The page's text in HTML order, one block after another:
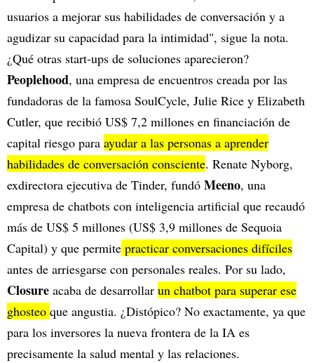
usuarios a mejorar sus habilidades de conversación y a
agudizar su capacidad para la intimidad", sigue la nota.
¿Qué otras start-ups de soluciones aparecieron?
Peoplehood, una empresa de encuentros creada por las
fundadoras de la famosa SoulCycle, Julie Rice y Elizabeth
Cutler, que recibió US$ 7,2 millones en financiación de
capital riesgo para ayudar a las personas a aprender
habilidades de conversación consciente. Renate Nyborg,
exdirectora ejecutiva de Tinder, fundó Meeno, una
empresa de chatbots con inteligencia artificial que recaudó
más de US$ 5 millones (US$ 3,9 millones de Sequoia
Capital) y que permite practicar conversaciones difíciles
antes de arriesgarse con personales reales. Por su lado,
Closure acaba de desarrollar un chatbot para superar ese
ghosteo que angustia. ¿Distópico? No exactamente, ya que
para los inversores la nueva frontera de la IA es
precisamente la salud mental y las relaciones.